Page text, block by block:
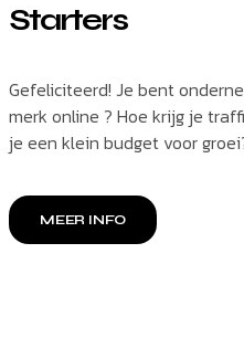
Starters
Gefeliciteerd! Je bent
merk online ? Hoe krijg je
je een klein budget voor
MEER INFO